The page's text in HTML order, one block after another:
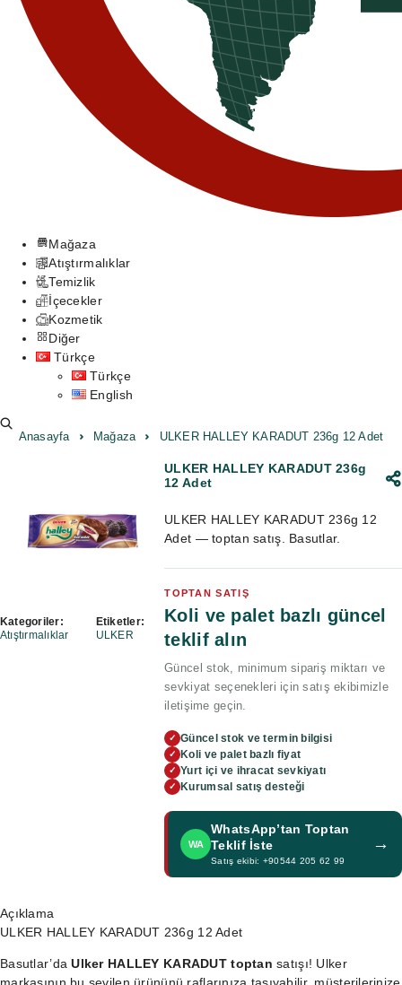
Mağaza
Atıştırmalıklar
Temizlik
İçecekler
Kozmetik
Diğer
Türkçe
Türkçe
English
Anasayfa Mağaza ULKER HALLEY KARADUT 236g 12 Adet
Kategoriler:
Atıştırmalıklar
Etiketler:
ULKER
ULKER HALLEY KARADUT 236g
12 Adet
ULKER HALLEY KARADUT 236g 12
Adet — toptan satış. Basutlar.
TOPTAN SATIŞ
Koli ve palet bazlı güncel
teklif alın
Güncel stok, minimum sipariş miktarı ve
sevkiyat seçenekleri için satış ekibimizle
iletişime geçin.
✓ Güncel stok ve termin bilgisi
✓ Koli ve palet bazlı fiyat
✓ Yurt içi ve ihracat sevkiyatı
✓ Kurumsal satış desteği
WA
WhatsApp’tan Toptan
Teklif İste
Satış ekibi: +90544 205 62 99
→
Açıklama
ULKER HALLEY KARADUT 236g 12 Adet
Basutlar’daUlker HALLEY KARADUT toptan satışı! Ulker